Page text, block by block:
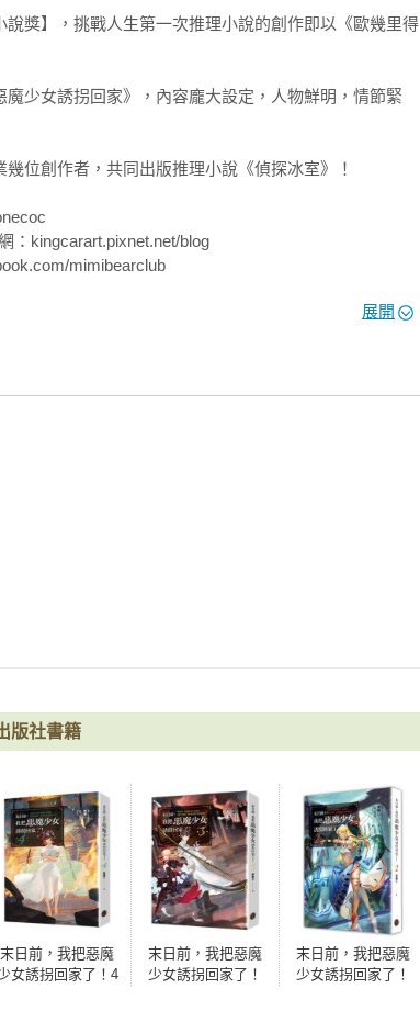
獎】，挑戰人生第一次推理小說的創作即以《歐幾里得
少女誘拐回家》，內容龐大設定，人物鮮明，情節緊
位創作者，共同出版推理小說《偵探冰室》！
kingcarart.pixnet.net/blog
mimibearclub
日前，我把惡魔少女誘拐回家了！2（含限量贈品．「南
」Fori精繪封面PVC畫卡）》
展開
版社書籍
末日前，我把惡魔
女誘拐回家了！4
末日前，我把惡魔
少女誘拐回家了！
末日前，我把惡魔
少女誘拐回家了！